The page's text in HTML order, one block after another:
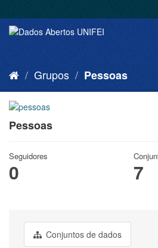
Grupos Pessoas
Pessoas
Seguidores
0 7
Conjuntos de dados